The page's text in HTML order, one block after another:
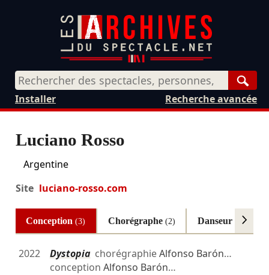
Recherche avancée
Installer
Luciano Rosso
Argentine
Site luciano-rosso.com
Conception(3) Chorégraphe (2) Danseur (2)
2022 DystopiachorégraphieAlfonso Barón…
conception Alfonso Barón…